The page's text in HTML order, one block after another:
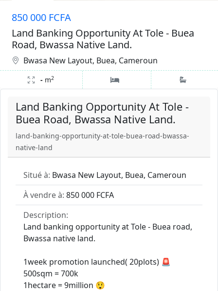
Land Banking Opportunity At Tole -
Buea Road, Bwassa Native Land.
land-banking-opportunity-at-tole-buea-road-bwassa-
native-land
Situé à: Bwasa New Layout, Buea, Cameroun
À vendre à: 850 000 FCFA
Description:
Land banking opportunity at Tole - Buea road,
Bwassa native land.
1week promotion launched( 20plots) 🚨
500sqm = 700k
1hectare = 9million 😲
850 000 FCFA
Land Banking Opportunity At Tole - Buea
Road, Bwassa Native Land.
Bwasa New Layout, Buea, Cameroun
- m2